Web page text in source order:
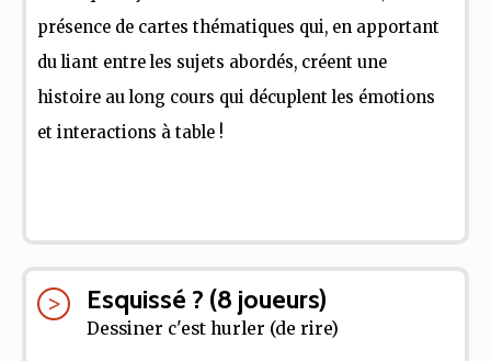
présence de cartes thématiques qui, en apportant
du liant entre les sujets abordés, créent une
histoire au long cours qui décuplent les émotions
et interactions à table !
Esquissé ? (8 joueurs)
Dessiner c'est hurler (de rire)